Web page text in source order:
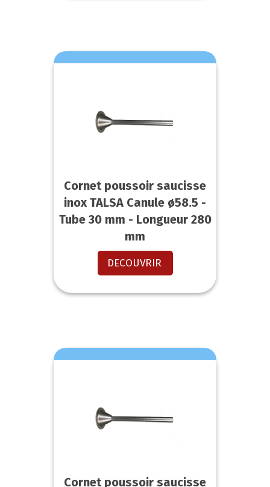
Cornet poussoir saucisse
inox TALSA Canule ø58.5 -
Tube 30 mm - Longueur 280
mm
DECOUVRIR
Cornet poussoir saucisse